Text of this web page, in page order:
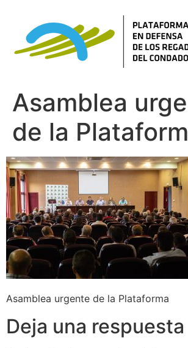
Asamblea
de la
Asamblea urgente de la Plataforma
Deja una respuesta